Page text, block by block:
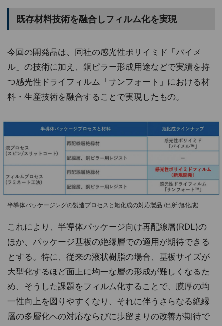
既存材料技術を融合しフィルム化を実現
今回の開発品は、同社の感光性ポリイミド「パイメ
ル」の技術に加え、銅ピラー形成用途などで実績を持
つ感光性ドライフィルム「サンフォート」における材
料・生産技術を融合することで実現したもの。
半導体パッケージングの製造プロセスと旭化成の対応製品 (出所:旭化成)
これにより、半導体パッケージ向け再配線層(RDL)の
ほか、パッケージ基板の絶縁層での適用が期待できる
とする。特に、従来の液状樹脂の場合、基板サイズが
大型化するほど面上に均一な層の形成が難しくなるた
め、そうした課題をフィルム化することで、膜厚の均
一性向上を図りやすくなり、それに伴うさらなる絶縁
層の多層化への対応ならびに歩留まりの改善が期待で